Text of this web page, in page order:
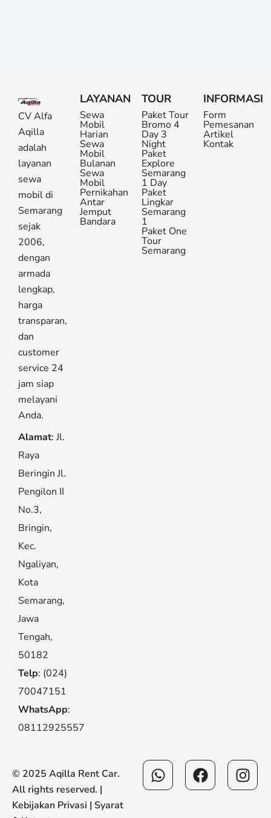
CV Alfa
Aqilla
adalah
layanan
sewa
mobil di
Semarang
sejak
2006,
dengan
armada
lengkap,
harga
transparan,
dan
customer
service 24
jam siap
melayani
Anda.
Alamat: Jl.
Raya
Beringin Jl.
Pengilon II
No.3,
Bringin,
Kec.
Ngaliyan,
Kota
Semarang,
Jawa
Tengah,
50182
Telp: (024)
70047151
WhatsApp:
08112925557
LAYANAN
Sewa
Mobil
Harian
Sewa
Mobil
Bulanan
Sewa
Mobil
Pernikahan
Antar
Jemput
Bandara
TOUR
Paket Tour
Bromo 4
Day 3
Night
Paket
Explore
Semarang
1 Day
Paket
Lingkar
Semarang
1
Paket One
Tour
Semarang
INFORMASI
Form
Pemesanan
Artikel
Kontak
© 2025 Aqilla Rent Car.
All rights reserved. |
Kebijakan Privasi | Syarat
WhatsappFacebook